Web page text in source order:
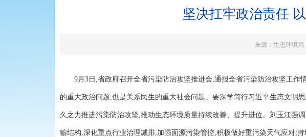
坚决扛牢政治责任
来源：生态环境
9月3日,省政府召开全省污染防治攻坚推进会,通报全省污染防治攻坚工作
的重大政治问题,也是关系民生的重大社会问题。要深学笃行习近平生态文明
久之力推进污染防治攻坚,推动生态环境质量持续改善、提升进位。刘玉江强
输结构,深化重点行业治理减排,加强面源污染管控,积极做好重污染天气应对;